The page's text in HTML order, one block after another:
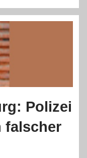
Polizei
falscher